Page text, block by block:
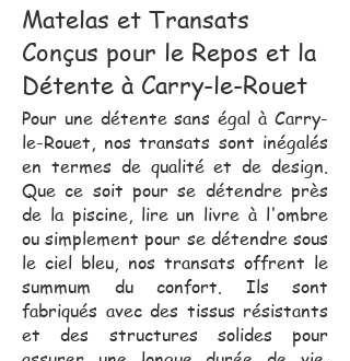
Matelas et Transats
Conçus pour le Repos et la
Détente à Carry-le-Rouet
Pour une détente sans égal à Carry-
le-Rouet, nos transats sont inégalés
en termes de qualité et de design.
Que ce soit pour se détendre près
de la piscine, lire un livre à l'ombre
ou simplement pour se détendre sous
le ciel bleu, nos transats offrent le
summum du confort. Ils sont
fabriqués avec des tissus résistants
et des structures solides pour